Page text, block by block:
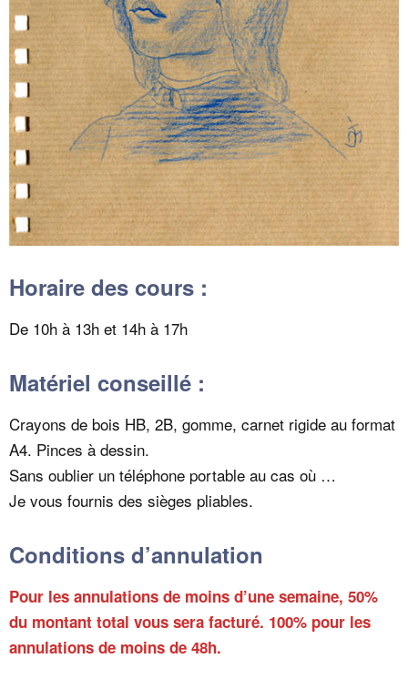
Horaire des cours :
De 10h à 13h et 14h à 17h
Matériel conseillé :
Crayons de bois HB, 2B, gomme, carnet rigide au format
A4. Pinces à dessin.
Sans oublier un téléphone portable au cas où …
Je vous fournis des sièges pliables.
Conditions d’annulation
Pour les annulations de moins d’une semaine, 50%
du montant total vous sera facturé. 100% pour les
annulations de moins de 48h.